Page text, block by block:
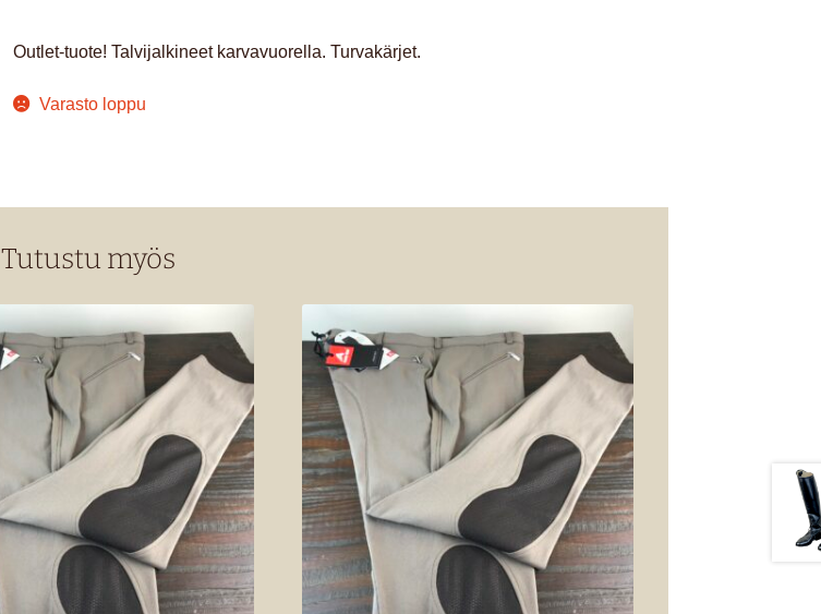
oli:
89,00 €.
on:
Outlet-tuote! Talvijalkineet karvavuorella. Turvakärjet.
Varasto loppu
Tutustu myös